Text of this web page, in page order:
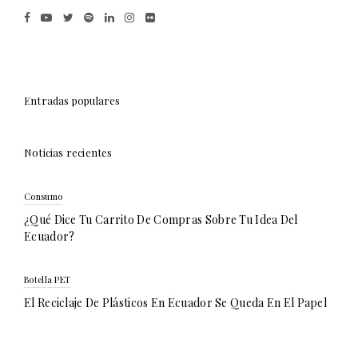
Entradas populares
Noticias recientes
Consumo
¿Qué Dice Tu Carrito De Compras Sobre Tu Idea Del
Ecuador?
Botella PET
El Reciclaje De Plásticos En Ecuador Se Queda En El Papel